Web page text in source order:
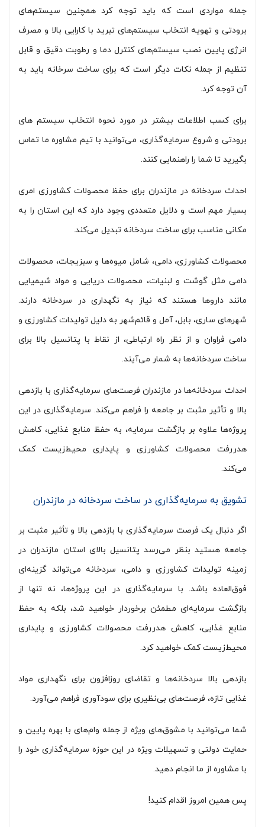
جمله مواردی است که باید توجه کرد همچنین سیستم‌های
برودتی و تهویه انتخاب سیستم‌های تبرید با کارایی بالا و مصرف
انرژی پایین نصب سیستم‌های کنترل دما و رطوبت دقیق و قابل
تنظیم از جمله نکات دیگر است که برای ساخت سرخانه باید به
آن توجه کرد.
برای کسب اطلاعات بیشتر در مورد نحوه انتخاب سیستم های
برودتی و شروع سرمایه‌گذاری، می‌توانید با تیم مشاوره ما تماس
بگیرید تا شما را راهنمایی کنند.
احداث سردخانه در مازندران برای حفظ محصولات کشاورزی امری
بسیار مهم است و دلایل متعددی وجود دارد که این استان را به
مکانی مناسب برای ساخت سردخانه تبدیل می‌کند.
محصولات کشاورزی، دامی، شامل میوه‌ها و سبزیجات، محصولات
دامی مثل گوشت و لبنیات، محصولات دریایی و مواد شیمیایی
مانند داروها هستند که نیاز به نگهداری در سردخانه دارند.
شهرهای ساری، بابل، آمل و قائم‌شهر به دلیل تولیدات کشاورزی و
دامی فراوان و از نظر راه ارتباطی، از نقاط با پتانسیل بالا برای
ساخت سردخانه‌ها به شمار می‌آیند.
احداث سردخانه‌ها در مازندران فرصت‌های سرمایه‌گذاری با بازدهی
بالا و تأثیر مثبت بر جامعه را فراهم می‌کند. سرمایه‌گذاری در این
پروژه‌ها علاوه بر بازگشت سرمایه، به حفظ منابع غذایی، کاهش
هدررفت محصولات کشاورزی و پایداری محیط‌زیست کمک
می‌کند.
تشویق به سرمایه‌گذاری در ساخت سردخانه در مازندران
اگر دنبال یک فرصت سرمایه‌گذاری با بازدهی بالا و تأثیر مثبت بر
جامعه هستید بنظر می‌رسد پتانسیل بالای استان مازندران در
زمینه تولیدات کشاورزی و دامی، سردخانه‌ می‌تواند گزینه‌ای
فوق‌العاده باشد. با سرمایه‌گذاری در این پروژه‌ها، نه تنها از
بازگشت سرمایه‌ای مطمئن برخوردار خواهید شد، بلکه به حفظ
منابع غذایی، کاهش هدررفت محصولات کشاورزی و پایداری
محیط‌زیست کمک خواهید کرد.
بازدهی بالا سردخانه‌ها و تقاضای روزافزون برای نگهداری مواد
غذایی تازه، فرصت‌های بی‌نظیری برای سودآوری فراهم می‌آورد.
شما می‌توانید با مشوق‌های ویژه از جمله وام‌های با بهره پایین و
حمایت دولتی و تسهیلات ویژه در این حوزه سرمایه‌گذاری خود را
با مشاوره از ما انجام دهید.
پس همین امروز اقدام کنید!